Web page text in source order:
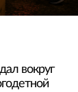
вокруг